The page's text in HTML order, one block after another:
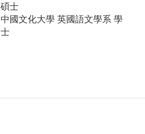
碩士
中國文化大學 英國語文學系 學
士